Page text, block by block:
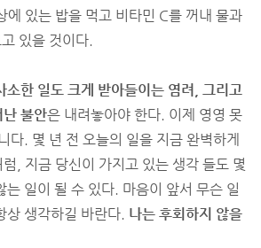
에 있는 밥을 먹고 비타민 C를 꺼내 물과
있을 것이다.
소한 일도 크게 받아들이는 염려, 그리고
난 불안은 내려놓아야 한다. 이제 영영 못
다. 몇 년 전 오늘의 일을 지금 완벽하게
, 지금 당신이 가지고 있는 생각 들도 몇
는 일이 될 수 있다. 마음이 앞서 무슨 일
상 생각하길 바란다. 나는 후회하지 않을